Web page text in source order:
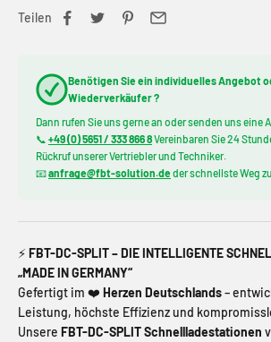
Teilen
Benötigen Sie ein individuelles Angebot
Wiederverkäufer ?
Dann rufen Sie uns gerne an oder senden uns eine
📞 +49 (0) 5651 / 333 866 8Vereinbaren Sie 24
Rückruf unserer Vertriebler und Techniker.
📧anfrage@fbt-solution.de der schnellste Weg
⚡ FBT-DC-SPLIT – DIE INTELLIGENTE
„MADE IN GERMANY“
Gefertigt im ❤️ Herzen Deutschlands–
Leistung, höchste Effizienz und
Unsere FBT-DC-SPLIT Schnellladestationen